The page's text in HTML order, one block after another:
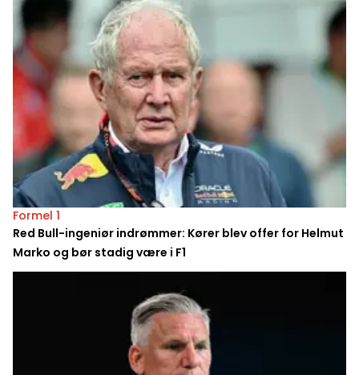
Formel 1
Red Bull-ingeniør indrømmer: Kører blev offer for Helmut
Marko og bør stadig være i F1